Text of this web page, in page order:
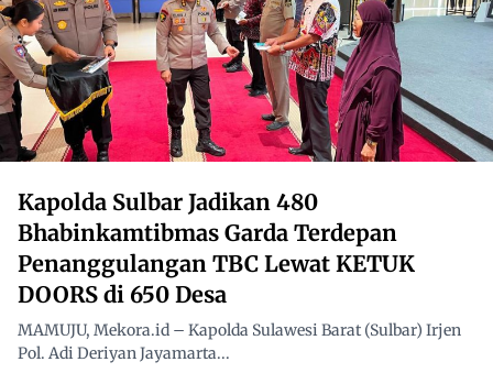
Kapolda Sulbar Jadikan 480
Bhabinkamtibmas Garda Terdepan
Penanggulangan TBC Lewat KETUK
DOORS di 650 Desa
MAMUJU, Mekora.id – Kapolda Sulawesi Barat (Sulbar) Irjen
Pol. Adi Deriyan Jayamarta...